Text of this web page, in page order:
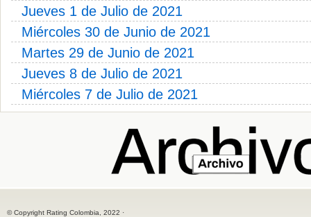
Jueves 1 de Julio de 2021
Miércoles 30 de Junio de 2021
Martes 29 de Junio de 2021
Jueves 8 de Julio de 2021
Miércoles 7 de Julio de 2021
© Copyright Rating Colombia, 2022 ·